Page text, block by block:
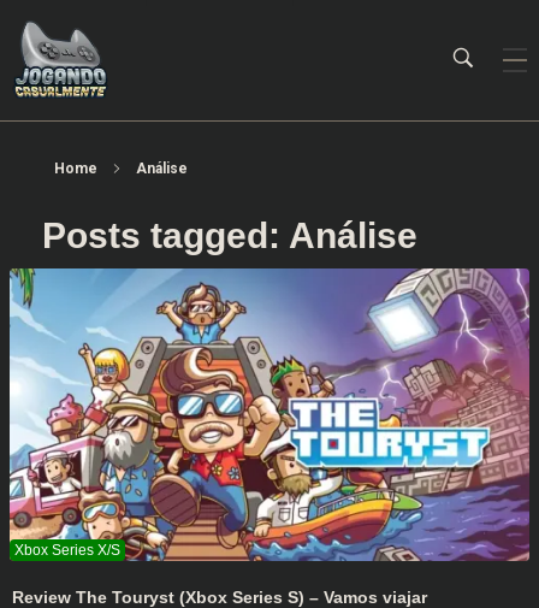
Home Análise
Posts tagged: Análise
Review The Touryst (Xbox Series S) – Vamos viajar